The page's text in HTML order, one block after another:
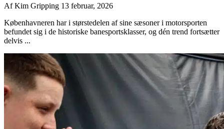
AfKim Gripping 13 februar, 2026
Københavneren har i størstedelen af sine sæsoner i motorsporten
befundet sig i de historiske banesportsklasser, og dén trend fortsætter
delvis ...